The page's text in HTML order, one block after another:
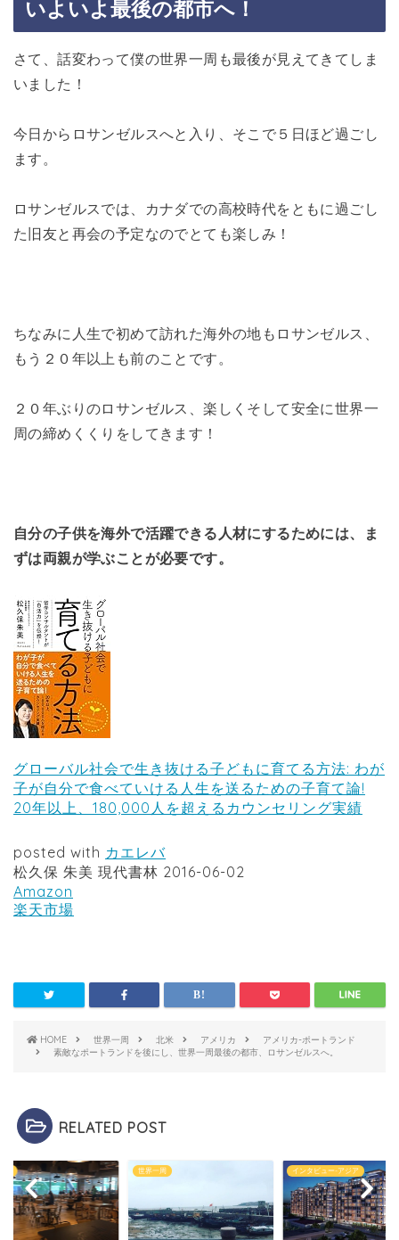
いよいよ最後の都市へ！
さて、話変わって僕の世界一周も最後が見えてきてしま
いました！
今日からロサンゼルスへと入り、そこで５日ほど過ごし
ます。
ロサンゼルスでは、カナダでの高校時代をともに過ごし
た旧友と再会の予定なのでとても楽しみ！
ちなみに人生で初めて訪れた海外の地もロサンゼルス、
もう２０年以上も前のことです。
２０年ぶりのロサンゼルス、楽しくそして安全に世界一
周の締めくくりをしてきます！
自分の子供を海外で活躍できる人材にするためには、ま
ずは両親が学ぶことが必要です。
グローバル社会で生き抜ける子どもに育てる方法: わが
子が自分で食べていける人生を送るための子育て論!
20年以上、180,000人を超えるカウンセリング実績
posted with カエレバ
松久保 朱美 現代書林 2016-06-02
Amazon
楽天市場
HOME 世界一周 北米 アメリカ
アメリカ-ポートランド
素敵なポートランドを後にし、世界一周最後の都市、ロサンゼルスへ。
RELATED POST
世界一周 インタビュー-アジア